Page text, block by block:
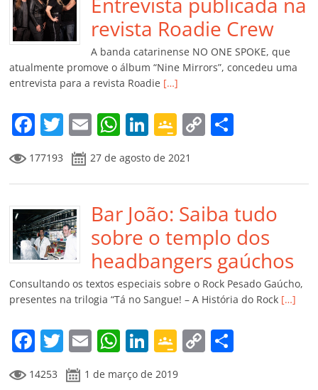
o
o
k
p
p
n Cl
a
ss
ro
o
m
n
k
til
h
ar
revista Roadie Crew
A banda catarinense NO ONE SPOKE, que
atualmente promove o álbum “Nine Mirrors”, concedeu uma
entrevista para a revista Roadie […]
F
a
c
e
b
o
o
k
T
w
itt
er
E
m
ai
l
W
at
s
A
p
p
Li
n
k
e
dI
n
G
o
o
gl
e
Cl
a
ss
ro
o
m
C
y
Li
n
k
p
ar
til
h
ar
177193 27 de agosto de 2021
Bar João: Saiba tudo
sobre o templo dos
headbangers gaúchos
Consultando os textos especiais sobre o Rock Pesado Gaúcho,
presentes na trilogia “Tá no Sangue! – A História do Rock […]
F
a
T
w
E
m
W Li
n
G
o
C
14253 1 de março de 2019